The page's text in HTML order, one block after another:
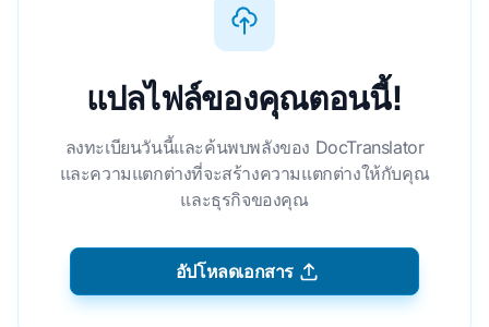
แปลไฟล์ของคุณตอนนี้!
ลงทะเบียนวันนี้และค้นพบพลังของ DocTranslator
และความแตกต่างที่จะสร้างความแตกต่างให้กับคุณ
และธุรกิจของคุณ
อัปโหลดเอกสาร